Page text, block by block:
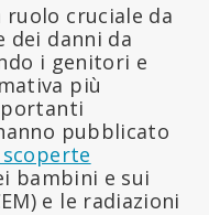
ruolo cruciale da
dei danni da
i genitori e
più
pubblicato
bambini e sui
e le radiazioni